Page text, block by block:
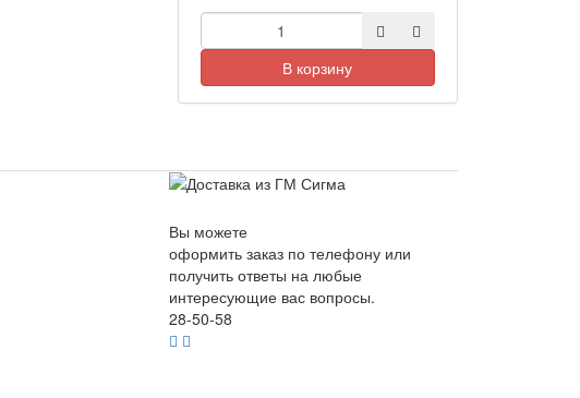
В корзину
Вы можете
оформить заказ по телефону или
получить ответы на любые
интересующие вас вопросы.
28-50-58